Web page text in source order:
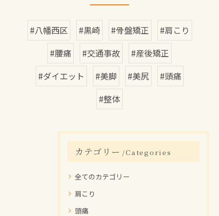
#八幡西区 #黒崎 #骨盤矯正
#肩こり
#腰痛
#交通事故
#産後矯正
#ダイエット
#美脚 #美尻
#頭痛
#整体
カテゴリー Categories
全てのカテゴリー
肩こり
頭痛